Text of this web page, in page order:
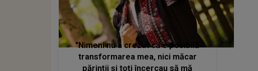
"Nimeni nu a crezut că e posibilă
transformarea mea, nici măcar
părinții și toți încercau să mă